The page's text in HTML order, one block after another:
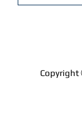
Copyright